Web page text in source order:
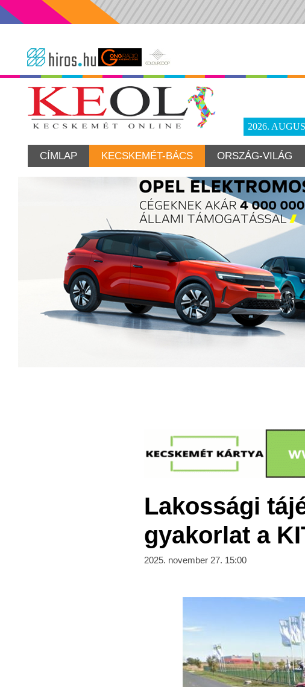
2026.
CÍMLAP KECSKEMÉT-BÁCS ORSZÁG-VILÁG
Lakossági
gyakorlat a
2025. november 27. 15:00